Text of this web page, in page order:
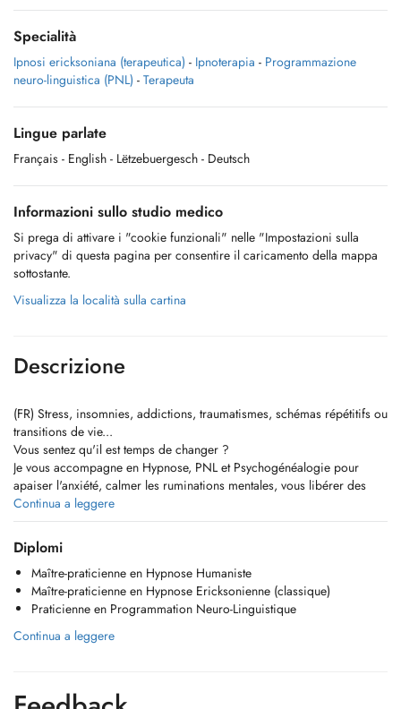
Specialità
Ipnosi ericksoniana (terapeutica) - Ipnoterapia - Programmazione
neuro-linguistica (PNL) - Terapeuta
Lingue parlate
Français - English - Lëtzebuergesch - Deutsch
Informazioni sullo studio medico
Si prega di attivare i "cookie funzionali" nelle "Impostazioni sulla
privacy" di questa pagina per consentire il caricamento della mappa
sottostante.
Visualizza la località sulla cartina
Descrizione
(FR) Stress, insomnies, addictions, traumatismes, schémas répétitifs ou
transitions de vie...
Vous sentez qu'il est temps de changer ?
Je vous accompagne en Hypnose, PNL et Psychogénéalogie pour
apaiser l'anxiété, calmer les ruminations mentales, vous libérer des
poids du passé et retrouver sérénité et confiance en vous.
Pour qui ? Enfants, adolescents, adultes et couples
Où ? En consultation au cabinet ou en visioconférence
Avancez plus léger, avec des outils concrets et un cadre bienveillant.
Prêt(e) à commencer votre transformation ?
Prenez rendez-vous.
transitions...
Continua a leggere
Diplomi
Maître-praticienne en Hypnose Humaniste
Maître-praticienne en Hypnose Ericksonienne (classique)
Praticienne en Programmation Neuro-Linguistique
Continua a leggere